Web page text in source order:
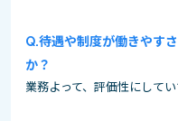
待遇や制度が働きやす
か？
業務よって、評価性にして